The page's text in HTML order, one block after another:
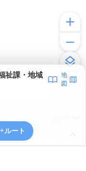
祉課・地域
地
図
ルート